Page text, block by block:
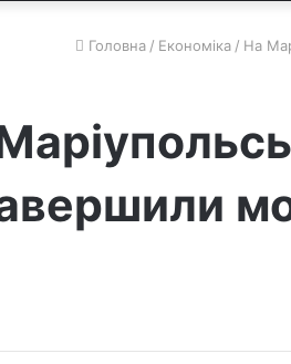
Головна / Економіка / На